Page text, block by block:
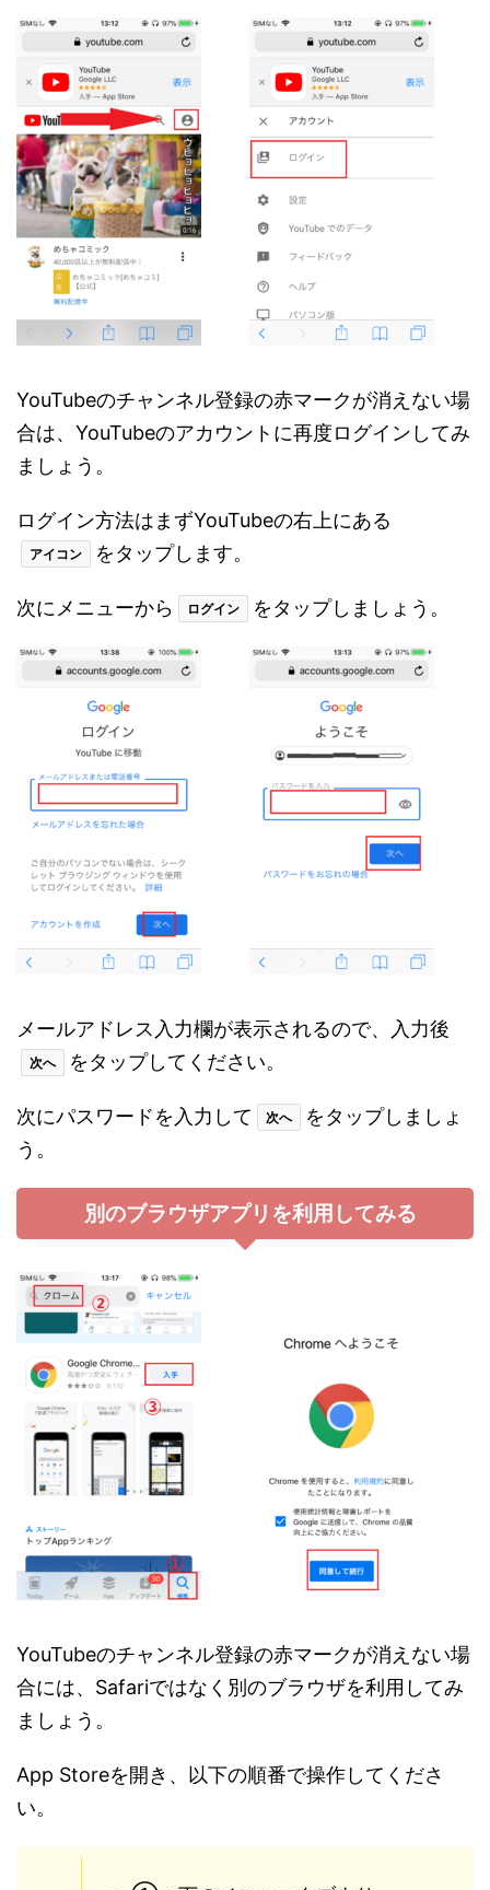
YouTubeのチャンネル登録の赤マークが消えない場
合は、YouTubeのアカウントに再度ログインしてみ
ましょう。
ログイン方法はまずYouTubeの右上にある
アイコン をタップします。
次にメニューから ログイン をタップしましょう。
メールアドレス入力欄が表示されるので、入力後
次へ をタップしてください。
次にパスワードを入力して 次へ
をタップしましょ
う。
別のブラウザアプリを利用してみる
YouTubeのチャンネル登録の赤マークが消えない場
合には、Safariではなく別のブラウザを利用してみ
ましょう。
App Storeを開き、以下の順番で操作してくださ
い。